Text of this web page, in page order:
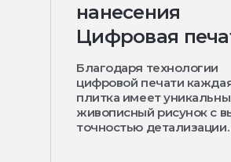
нанесения
Цифровая
Благодаря технологии
цифровой печати
плитка имеет
живописный рисунок с
точностью детализации.